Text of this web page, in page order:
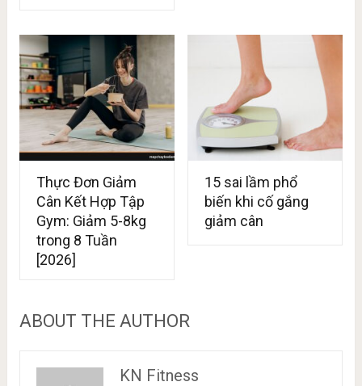
Thực Đơn Giảm
Cân Kết Hợp Tập
Gym: Giảm 5-8kg
trong 8 Tuần
[2026]
15 sai lầm phổ
biến khi cố gắng
giảm cân
ABOUT THE AUTHOR
KN Fitness